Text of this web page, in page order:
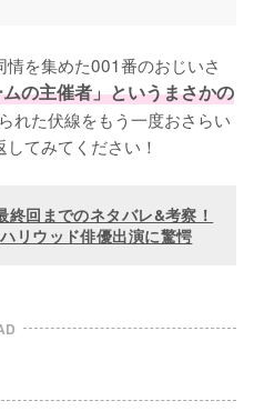
情を集めた001番のおじいさ
の主催者」というまさかの
れた伏線をもう一度おさらい
てみてください！
終回までのネタバレ&考察！
リウッド俳優出演に驚愕